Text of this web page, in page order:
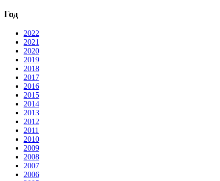
Год
2022
2021
2020
2019
2018
2017
2016
2015
2014
2013
2012
2011
2010
2009
2008
2007
2006